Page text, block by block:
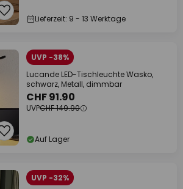
Lieferzeit: 9 - 13 Werktage
UVP -38%
Lucande LED-Tischleuchte Wasko,
schwarz, Metall, dimmbar
CHF 91.90
UVPCHF 149.90
Auf Lager
UVP -32%